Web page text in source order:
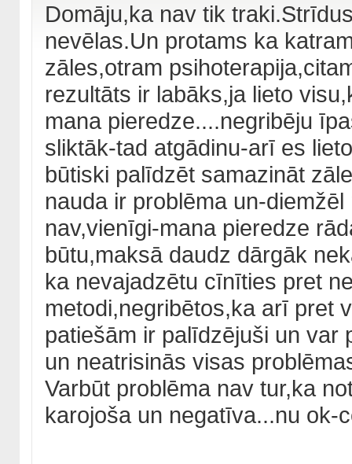
Domāju,ka nav tik
nevēlas.Un protams ka
zāles,otram
rezultāts ir labāks,ja lieto
mana pieredze....negribēju
sliktāk-tad atgādinu-arī es
būtiski palīdzēt samazināt
nauda ir problēma un-
nav,vienīgi-mana pieredze
būtu,maksā daudz dārgāk
ka nevajadzētu cīnīties pret
metodi,negribētos,ka arī pret
patiešām ir palīdzējuši un var
un neatrisinās visas
Varbūt problēma nav tur,ka
karojoša un negatīva...nu ok-